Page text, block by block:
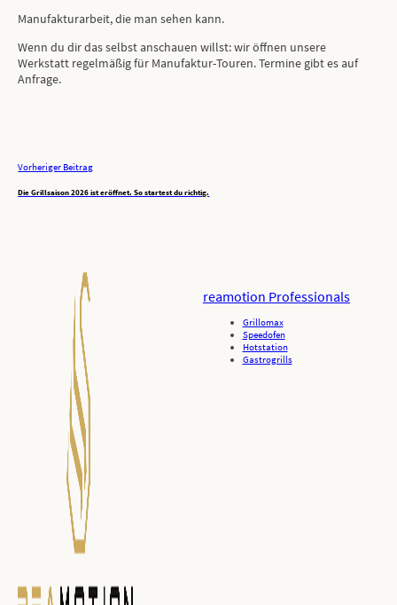
Manufakturarbeit, die man sehen kann.
Wenn du dir das selbst anschauen willst: wir öffnen unsere
Werkstatt regelmäßig für Manufaktur-Touren. Termine gibt es auf
Anfrage.
Vorheriger Beitrag
Die Grillsaison 2026 ist eröffnet. So startest du richtig.
reamotion Professionals
Grillomax
Speedofen
Hotstation
Gastrogrills